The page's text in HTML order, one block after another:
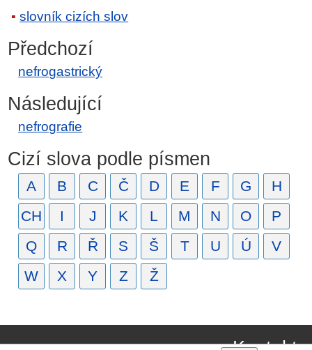
slovník cizích slov
Předchozí
nefrogastrický
Následující
nefrografie
Cizí slova podle písmen
A B C Č D E F G
H
CH
I J K L M N O
P
Q
R Ř S Š T U Ú
V
W
X Y Z Ž